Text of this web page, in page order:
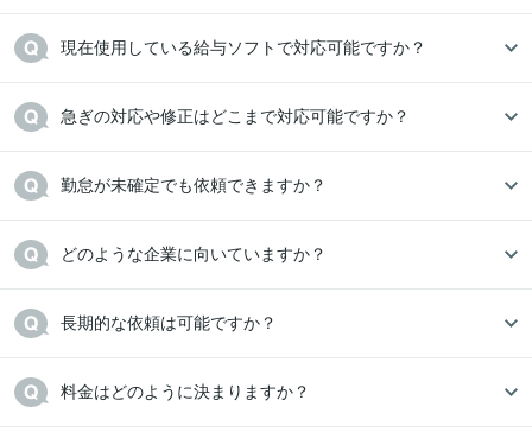
現在使用している給与ソフトで対応可能ですか？
急ぎの対応や修正はどこまで対応可能ですか？
勤怠が未確定でも依頼できますか？
どのような企業に向いていますか？
長期的な依頼は可能ですか？
料金はどのように決まりますか？